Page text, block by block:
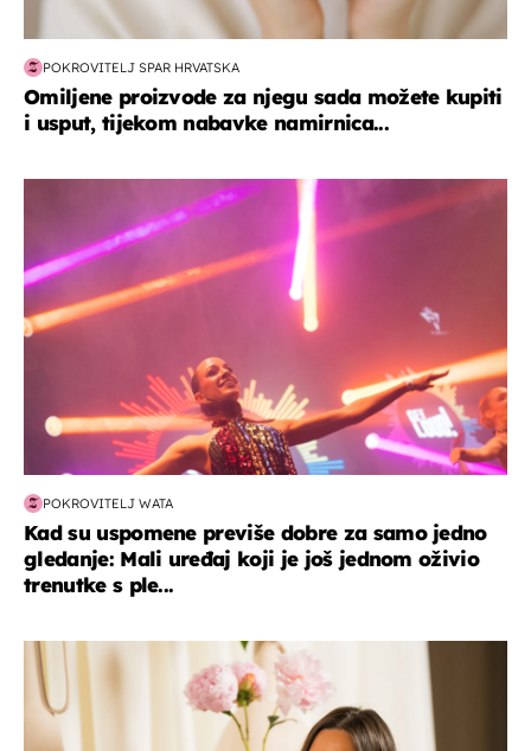
POKROVITELJ SPAR HRVATSKA
Omiljene proizvode za njegu sada možete kupiti
i usput, tijekom nabavke namirnica...
POKROVITELJ WATA
Kad su uspomene previše dobre za samo jedno
gledanje: Mali uređaj koji je još jednom oživio
trenutke s ple...
moda & ljepota